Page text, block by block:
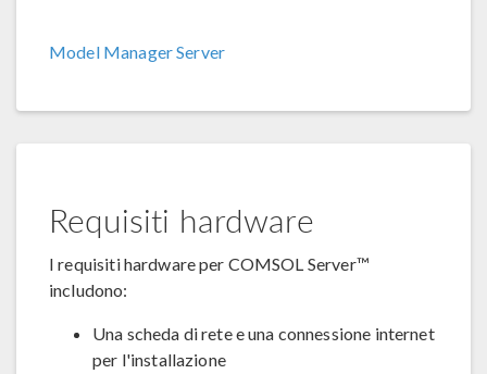
Model Manager Server
Requisiti hardware
I requisiti hardware per COMSOL Server™
includono:
Una scheda di rete e una connessione internet
per l'installazione